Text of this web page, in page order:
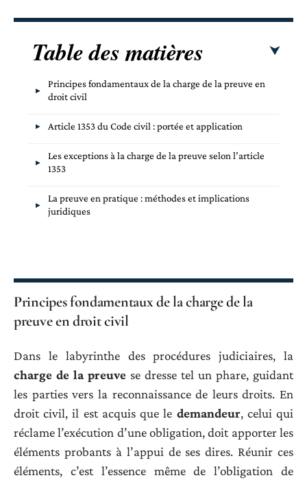
Table des matières
Principes fondamentaux de la charge de la preuve en
droit civil
Article 1353 du Code civil : portée et application
Les exceptions à la charge de la preuve selon l’article
1353
La preuve en pratique : méthodes et implications
juridiques
Principes fondamentaux de la charge de la
preuve en droit civil
Dans le labyrinthe des procédures judiciaires, la
charge de la preuve se dresse tel un phare, guidant
les parties vers la reconnaissance de leurs droits. En
droit civil, il est acquis que le demandeur, celui qui
réclame l’exécution d’une obligation, doit apporter les
éléments probants à l’appui de ses dires. Réunir ces
éléments, c’est l’essence même de l’obligation de